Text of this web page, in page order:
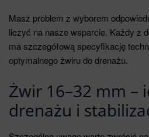
Masz problem z wyborem
liczyć na nasze wsparcie. Każdy z
ma szczegółową specyfikację
optymalnego żwiru do drenażu.
Żwir 16–32 mm –
drenażu i